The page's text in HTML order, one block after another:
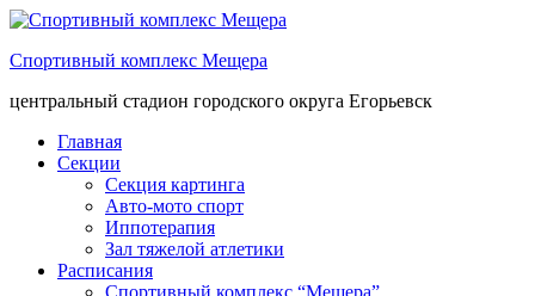
Спортивный комплекс Мещера
центральный стадион городского округа Егорьевск
Главная
Секции
Секция картинга
Авто-мото спорт
Иппотерапия
Зал тяжелой атлетики
Расписания
Спортивный комплекс “Мещера”